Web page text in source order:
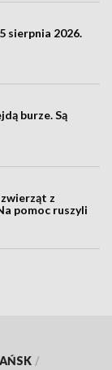
sierpnia 2026.
burze. Są
z
pomoc ruszyli
/